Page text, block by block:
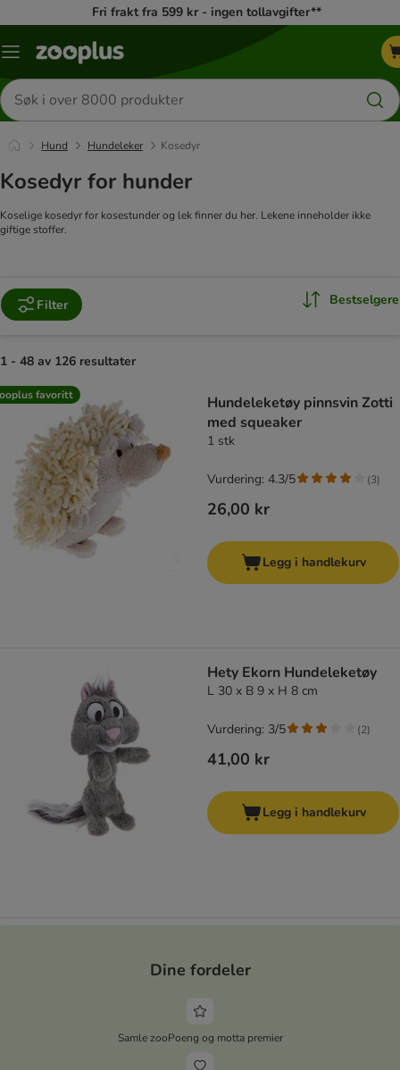
Fri frakt fra 599 kr - ingen tollavgifter**
Katalogmeny
Søk
etter
produkter
Hund Hundeleker Kosedyr
Kosedyr for hunder
Koselige kosedyr for kosestunder og lek finner du her. Lekene inneholder ikke
giftige stoffer.
Filter Bestselgere
1 - 48 av 126 resultater
product items have been changed
favoritt
Hundeleketøy pinnsvin Zotti
med squeaker
1 stk
26,00 kr
Vurdering: 4.3/5 (3)
Legg i handlekurv
Hety Ekorn Hundeleketøy
L 30 x B 9 x H 8 cm
41,00 kr
Vurdering: 3/5 (2)
Legg i handlekurv
Dine fordeler
Samle zooPoeng og motta premier